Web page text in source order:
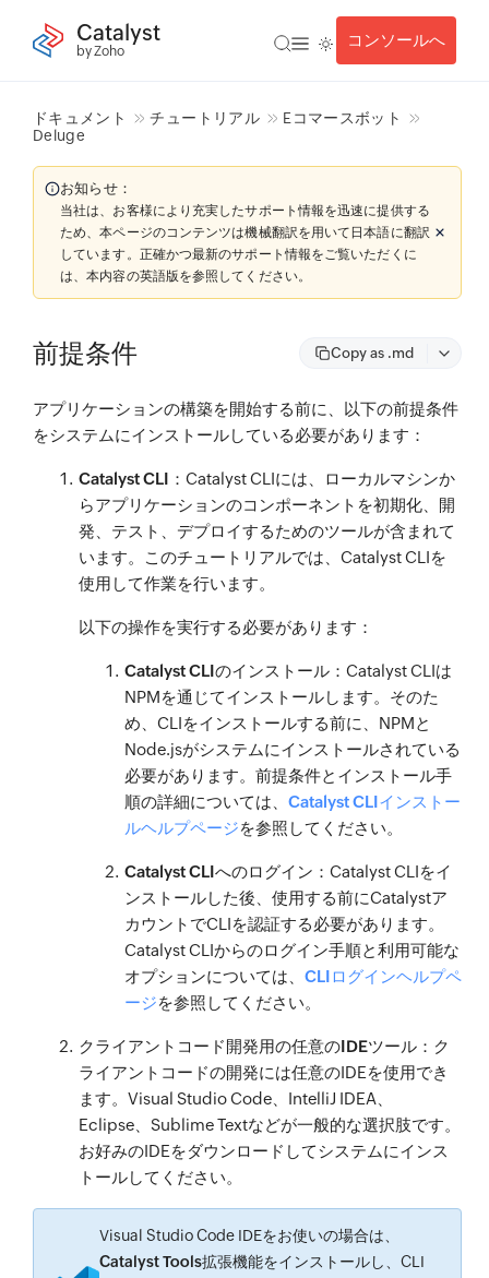
Catalyst
by Zoho
コンソールへ
ドキュメント チュートリアル
Eコマースボット
Deluge
お知らせ：
当社は、お客様により充実したサポート情報を迅速に提供する
ため、本ページのコンテンツは機械翻訳を用いて日本語に翻訳
しています。正確かつ最新のサポート情報をご覧いただくに
は、本内容の英語版を参照してください。
前提条件 Copy as .md
アプリケーションの構築を開始する前に、以下の前提条件
をシステムにインストールしている必要があります：
Catalyst CLI ：Catalyst CLIには、ローカルマシンか
らアプリケーションのコンポーネントを初期化、開
発、テスト、デプロイするためのツールが含まれて
います。このチュートリアルでは、Catalyst CLIを
使用して作業を行います。
以下の操作を実行する必要があります：
Catalyst CLIのインストール ：Catalyst CLIは
NPMを通じてインストールします。そのた
め、CLIをインストールする前に、NPMと
Node.jsがシステムにインストールされている
必要があります。前提条件とインストール手
順の詳細については、 Catalyst CLIインストー
ルヘルプページを参照してください。
Catalyst CLIへのログイン ：Catalyst CLIをイ
ンストールした後、使用する前にCatalystア
カウントでCLIを認証する必要があります。
Catalyst CLIからのログイン手順と利用可能な
オプションについては、 CLIログインヘルプペ
ージを参照してください。
クライアントコード開発用の任意のIDEツール ：ク
ライアントコードの開発には任意のIDEを使用でき
ます。Visual Studio Code、IntelliJ IDEA、
Eclipse、Sublime Textなどが一般的な選択肢です。
お好みのIDEをダウンロードしてシステムにインス
トールしてください。
Visual Studio Code IDEをお使いの場合は、
Catalyst Tools拡張機能をインストールし、CLI